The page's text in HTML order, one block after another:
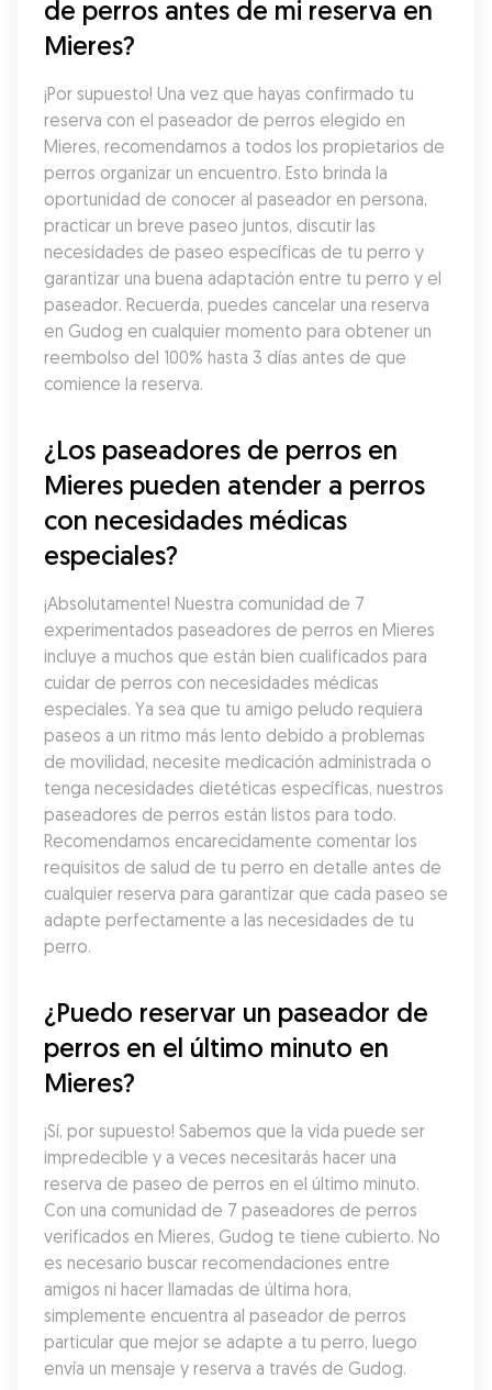
de perros antes de mi reserva en
Mieres?
¡Por supuesto! Una vez que hayas confirmado tu
reserva con el paseador de perros elegido en
Mieres, recomendamos a todos los propietarios de
perros organizar un encuentro. Esto brinda la
oportunidad de conocer al paseador en persona,
practicar un breve paseo juntos, discutir las
necesidades de paseo específicas de tu perro y
garantizar una buena adaptación entre tu perro y el
paseador. Recuerda, puedes cancelar una reserva
en Gudog en cualquier momento para obtener un
reembolso del 100% hasta 3 días antes de que
comience la reserva.
¿Los paseadores de perros en
Mieres pueden atender a perros
con necesidades médicas
especiales?
¡Absolutamente! Nuestra comunidad de 7
experimentados paseadores de perros en Mieres
incluye a muchos que están bien cualificados para
cuidar de perros con necesidades médicas
especiales. Ya sea que tu amigo peludo requiera
paseos a un ritmo más lento debido a problemas
de movilidad, necesite medicación administrada o
tenga necesidades dietéticas específicas, nuestros
paseadores de perros están listos para todo.
Recomendamos encarecidamente comentar los
requisitos de salud de tu perro en detalle antes de
cualquier reserva para garantizar que cada paseo se
adapte perfectamente a las necesidades de tu
perro.
¿Puedo reservar un paseador de
perros en el último minuto en
Mieres?
¡Sí, por supuesto! Sabemos que la vida puede ser
impredecible y a veces necesitarás hacer una
reserva de paseo de perros en el último minuto.
Con una comunidad de 7 paseadores de perros
verificados en Mieres, Gudog te tiene cubierto. No
es necesario buscar recomendaciones entre
amigos ni hacer llamadas de última hora,
simplemente encuentra al paseador de perros
particular que mejor se adapte a tu perro, luego
envía un mensaje y reserva a través de Gudog.